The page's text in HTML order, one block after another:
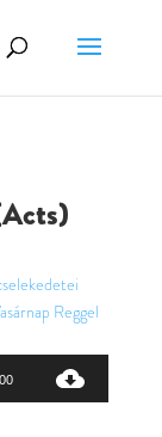
Reggel